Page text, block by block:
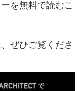
を無料で読むこ
ぜひご覧くださ